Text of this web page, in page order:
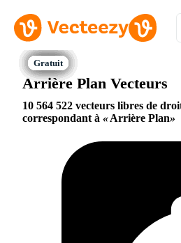
Arrière Plan Vecteurs
10 564 522 vecteurs libres de
correspondant à
Arrière Plan